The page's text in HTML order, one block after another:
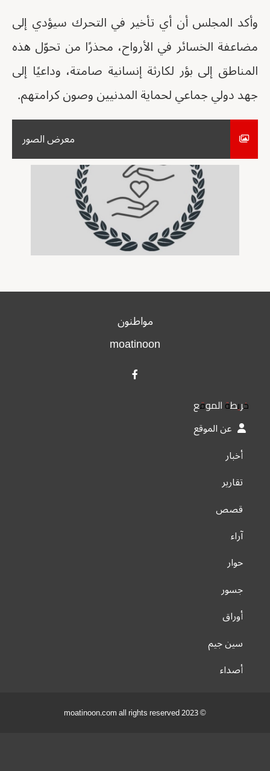
وأكد المجلس أن أي تأخير في التحرك سيؤدي إلى
مضاعفة الخسائر في الأرواح، محذرًا من تحوّل هذه
المناطق إلى بؤر لكارثة إنسانية صامتة، وداعيًا إلى
جهد دولي جماعي لحماية المدنيين وصون كرامتهم.
معرض الصور
مواطنون
moatinoon
خريطة الموقع
عن الموقع
أخبار
تقارير
قصص
آراء
حوار
جسور
أوراق
سين جيم
أصداء
© 2023 moatinoon.com all rights reserved